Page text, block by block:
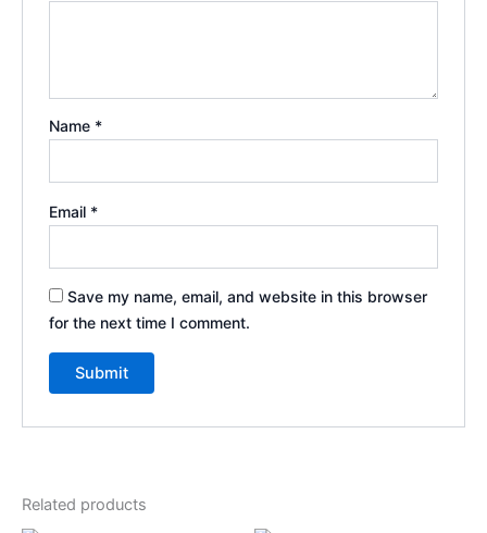
Name *
Email *
Save my name, email, and website in this browser
for the next time I comment.
Related products